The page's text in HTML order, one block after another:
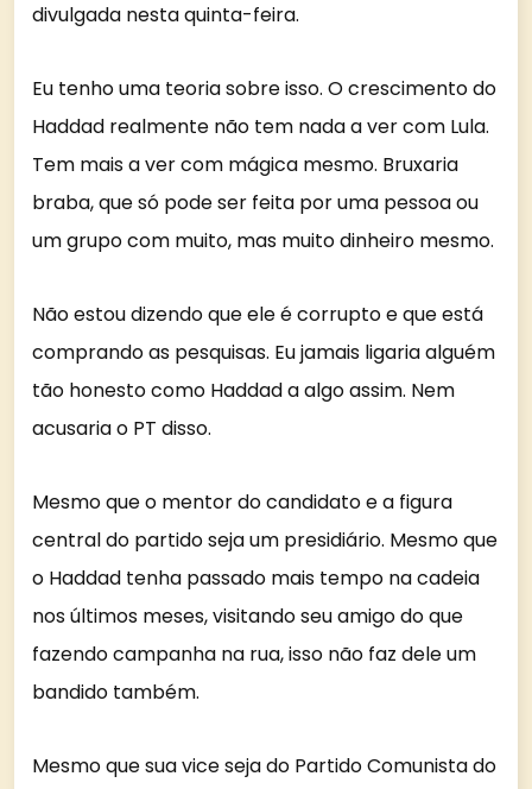
divulgada nesta quinta-feira.
Eu tenho uma teoria sobre isso. O crescimento do
Haddad realmente não tem nada a ver com Lula.
Tem mais a ver com mágica mesmo. Bruxaria
braba, que só pode ser feita por uma pessoa ou
um grupo com muito, mas muito dinheiro mesmo.
Não estou dizendo que ele é corrupto e que está
comprando as pesquisas. Eu jamais ligaria alguém
tão honesto como Haddad a algo assim. Nem
acusaria o PT disso.
Mesmo que o mentor do candidato e a figura
central do partido seja um presidiário. Mesmo que
o Haddad tenha passado mais tempo na cadeia
nos últimos meses, visitando seu amigo do que
fazendo campanha na rua, isso não faz dele um
bandido também.
Mesmo que sua vice seja do Partido Comunista do